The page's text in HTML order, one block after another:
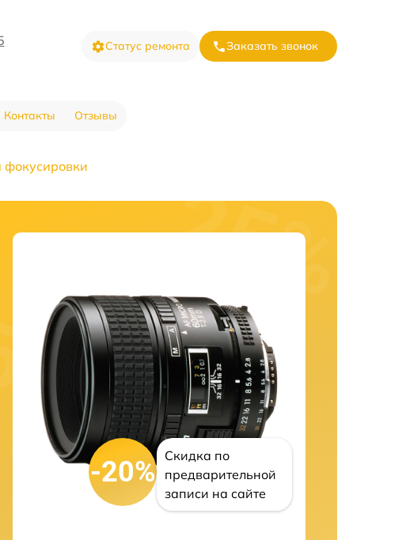
Статус ремонта Заказать звонок
Контакты Отзывы
фокусировки
-20%
Скидка по
предварительной
записи на сайте